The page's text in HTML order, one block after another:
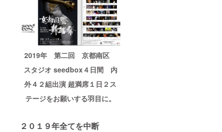
2019年 第二回 京都南区
スタジオ seedbox４日間 内
外４２組出演 超満席１日２ス
テージをお願いする羽目に。
２０１９年全てを中断